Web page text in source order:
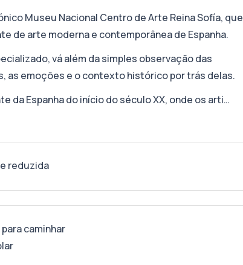
Museu Nacional Centro de Arte Reina Sofía, que
de arte moderna e contemporânea de Espanha.
vá além da simples observação das
as emoções e o contexto histórico por trás delas.
da Espanha do início do século XX, onde os arti…
reduzida
caminhar